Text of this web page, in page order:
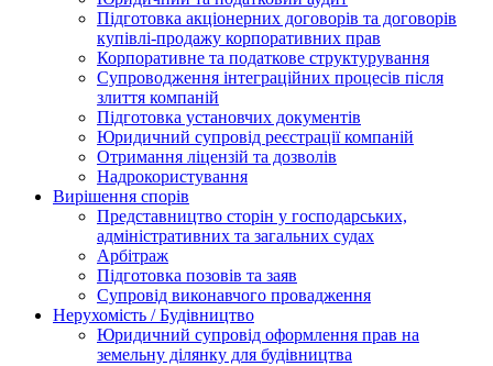
Підготовка акціонерних договорів та договорів
купівлі-продажу корпоративних прав
Корпоративне та податкове структурування
Супроводження інтеграційних процесів після
злиття компаній
Підготовка установчих документів
Юридичний супровід реєстрації компаній
Отримання ліцензій та дозволів
Надрокористування
Вирішення спорів
Представництво сторін у господарських,
адміністративних та загальних судах
Арбітраж
Підготовка позовів та заяв
Супровід виконавчого провадження
Нерухомість / Будівництво
Юридичний супровід оформлення прав на
земельну ділянку для будівництва